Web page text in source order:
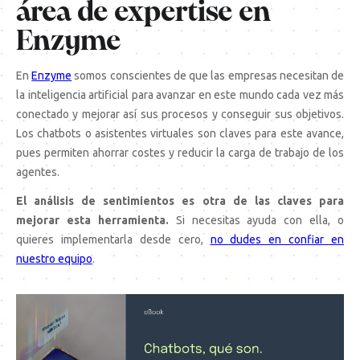
área de expertise en
Enzyme
EnEnzyme somos conscientes de que las empresas necesitan de
la inteligencia artificial para avanzar en este mundo cada vez más
conectado y mejorar así sus procesos y conseguir sus objetivos.
Los chatbots o asistentes virtuales son claves para este avance,
pues permiten ahorrar costes y reducir la carga de trabajo de los
agentes.
El análisis de sentimientos es otra de las claves para
mejorar esta herramienta. Si necesitas ayuda con ella, o
quieres implementarla desde cero, no dudes en confiar en
nuestro equipo.